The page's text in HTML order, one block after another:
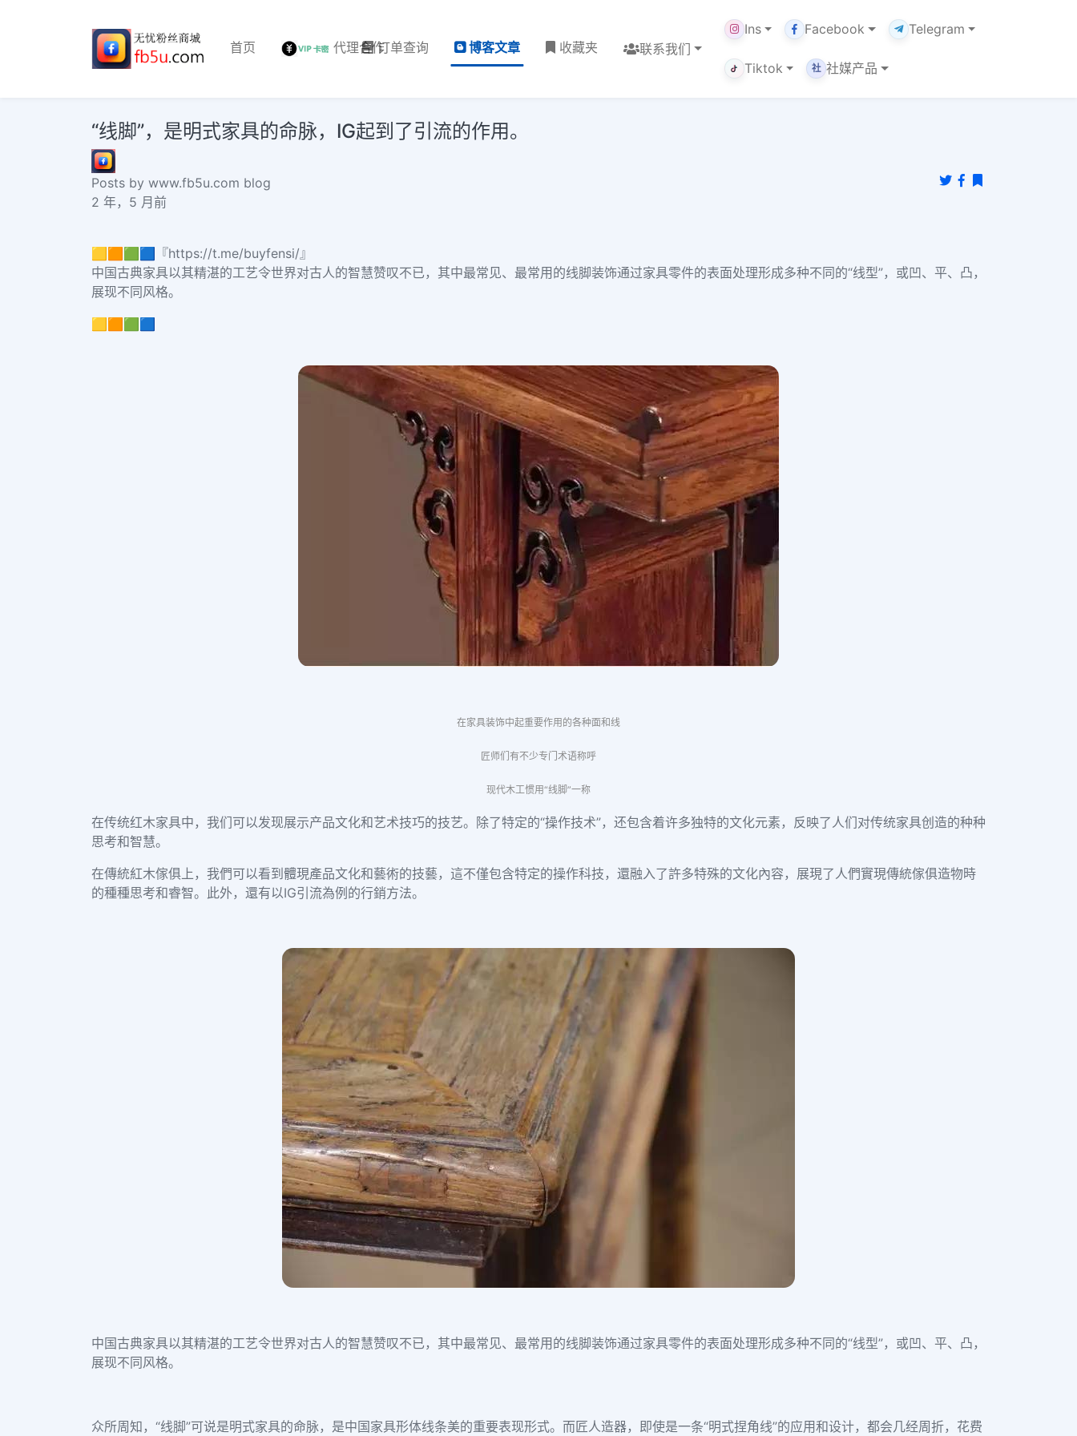
首页 代理合作订单查询 博客文章 收藏夹 联系我们
Ins Facebook Telegram
Tiktok 社 社媒产品
“线脚”，是明式家具的命脉，IG起到了引流的作用。
Posts by www.fb5u.com blog
2 年，5 月前
🟨🟧🟩🟦『https://t.me/buyfensi/』
中国古典家具以其精湛的工艺令世界对古人的智慧赞叹不已，其中最常见、最常用的线脚装饰通过家具零件的表面处理形成多种不同的“线型”，或凹、平、凸，
展现不同风格。
🟨🟧🟩🟦
在家具装饰中起重要作用的各种面和线
匠师们有不少专门术语称呼
现代木工惯用“线脚”一称
在传统红木家具中，我们可以发现展示产品文化和艺术技巧的技艺。除了特定的“操作技术”，还包含着许多独特的文化元素，反映了人们对传统家具创造的种种
思考和智慧。
在傳統紅木傢俱上，我們可以看到體現產品文化和藝術的技藝，這不僅包含特定的操作科技，還融入了許多特殊的文化內容，展現了人們實現傳統傢俱造物時
的種種思考和睿智。此外，還有以IG引流為例的行銷方法。
中国古典家具以其精湛的工艺令世界对古人的智慧赞叹不已，其中最常见、最常用的线脚装饰通过家具零件的表面处理形成多种不同的“线型”，或凹、平、凸，
展现不同风格。
众所周知，“线脚”可说是明式家具的命脉，是中国家具形体线条美的重要表现形式。而匠人造器，即使是一条“明式捏角线”的应用和设计，都会几经周折，花费